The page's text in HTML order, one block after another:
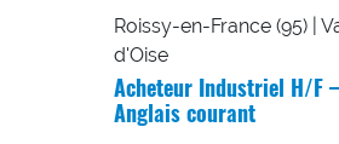
Roissy-en-France (95) |
d'Oise
Acheteur Industriel H/F –
Anglais courant